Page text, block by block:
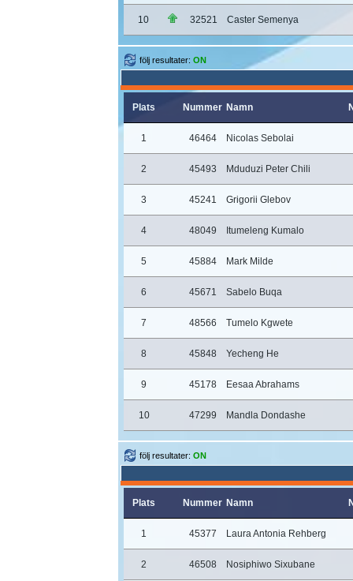
10 32521 Caster Semenya
följ resultater: ON
Plats Nummer Namn
1 46464 Nicolas Sebolai
2 45493 Mduduzi Peter Chili
3 45241 Grigorii Glebov
4 48049 Itumeleng Kumalo
5 45884 Mark Milde
6 45671 Sabelo Buqa
7 48566 Tumelo Kgwete
8 45848 Yecheng He
9 45178 Eesaa Abrahams
10 47299 Mandla Dondashe
följ resultater: ON
Plats Nummer Namn
1 45377 Laura Antonia Rehberg
2 46508 Nosiphiwo Sixubane